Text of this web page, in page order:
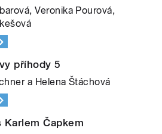
Veronika Pourová,
příhody 5
a Helena Štáchová
Karlem Čapkem